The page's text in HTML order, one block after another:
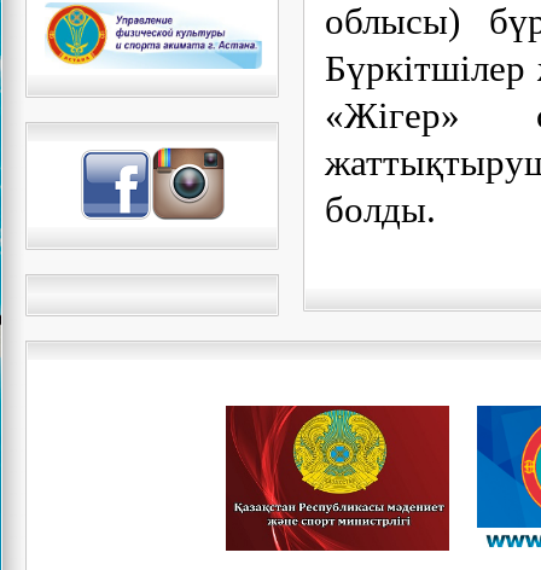
облысы)
«Жігер»
болды.